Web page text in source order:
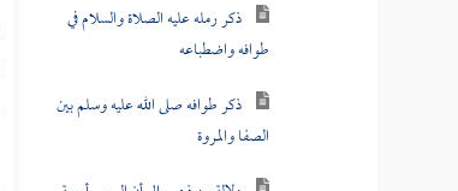
ذكر رمله عليه الصلاة والسلام في
طوافه واضطباعه
ذكر طوافه صلى الله عليه وسلم بين
الصفا والمروة